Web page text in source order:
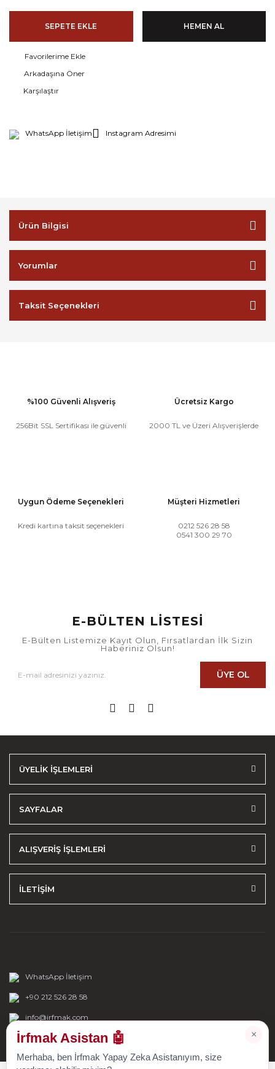
SEPETE EKLE HEMEN AL
Arkadaşına Öner
Karşılaştır
WhatsApp İletişim Instagram Adresimi
Ürün Bilgisi
Yorumlar
Taksit Seçenekleri
%100 Güvenli Alışveriş
256Bit SSL Sertifikası ile güvenli
Ücretsiz Kargo
2000 TL ve Üzeri Alışverişlerde
Uygun Ödeme Seçenekleri
Kredi kartına taksit seçenekleri
Müşteri Hizmetleri
0212 526 28 58
0541 300 29 70
E-BÜLTEN LİSTESİ
E-Bülten Listemize Kayıt Olun, Fırsatlardan İlk Sizin
Haberiniz Olsun!
ÜYE OL
ÜYELİK İŞLEMLERİ
SAYFALAR
ALIŞVERİŞ İŞLEMLERİ
İLETİŞİM
WhatsApp İletişim
+90 212 526 28 58
info@irfmak.com
×
İrfmak Asistan 🤖
Merhaba, ben İrfmak Yapay Zeka Asistanıyım, size